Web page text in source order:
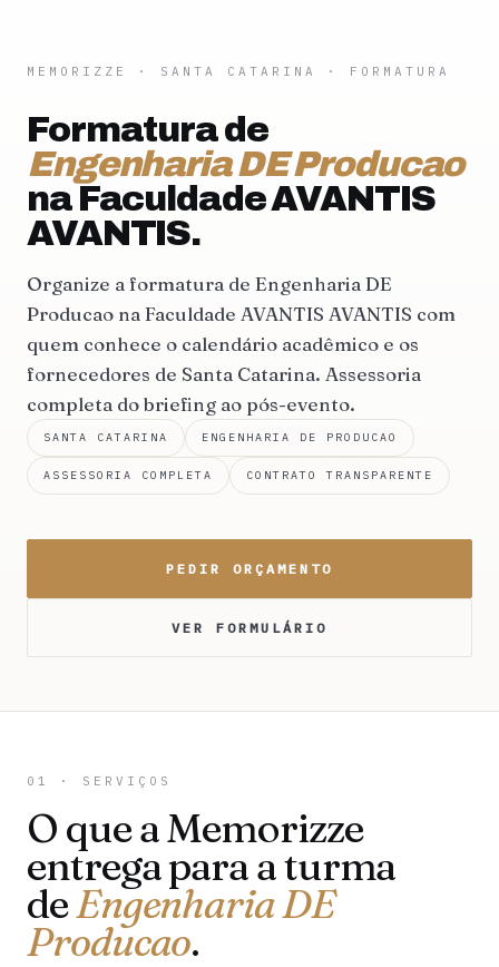
MEMORIZZE · SANTA CATARINA · FORMATURA
Formatura de
Engenharia DE Producao
na Faculdade AVANTIS
AVANTIS.
Organize a formatura de Engenharia DE
Producao na Faculdade AVANTIS AVANTIS com
quem conhece o calendário acadêmico e os
fornecedores de Santa Catarina. Assessoria
completa do briefing ao pós-evento.
SANTA CATARINA ENGENHARIA DE PRODUCAO
ASSESSORIA COMPLETA CONTRATO TRANSPARENTE
PEDIR ORÇAMENTO
VER FORMULÁRIO
01 · SERVIÇOS
O que a Memorizze
entrega para a turma
deEngenharia DE
Producao.